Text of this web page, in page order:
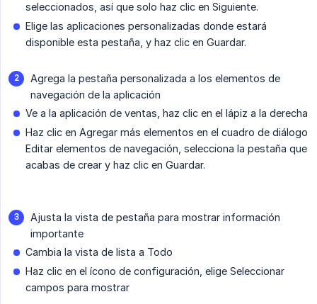
seleccionados, así que solo haz clic en Siguiente.
Elige las aplicaciones personalizadas donde estará
disponible esta pestaña, y haz clic en Guardar.
Agrega la pestaña personalizada a los elementos de
navegación de la aplicación
Ve a la aplicación de ventas, haz clic en el lápiz a la derecha
Haz clic en Agregar más elementos en el cuadro de diálogo
Editar elementos de navegación, selecciona la pestaña que
acabas de crear y haz clic en Guardar.
Ajusta la vista de pestaña para mostrar información
importante
Cambia la vista de lista a Todo
Haz clic en el ícono de configuración, elige Seleccionar
campos para mostrar